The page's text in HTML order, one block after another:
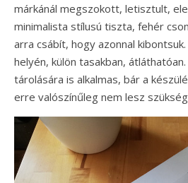
márkánál megszokott, letisztult,
minimalista stílusú tiszta, fehér
arra csábít, hogy azonnal
helyén, külön tasakban,
tárolására is alkalmas, bár a
erre valószínűleg nem lesz